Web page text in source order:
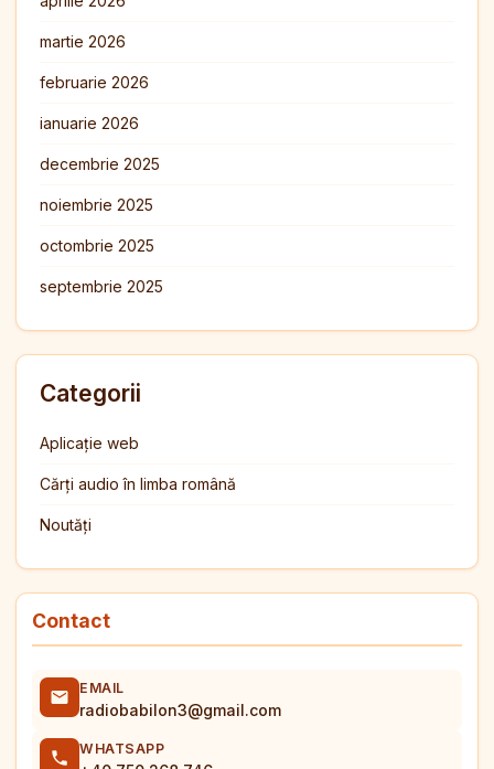
martie 2026
februarie 2026
ianuarie 2026
decembrie 2025
noiembrie 2025
octombrie 2025
septembrie 2025
Categorii
Aplicație web
Cărți audio în limba română
Noutăți
Contact
EMAIL
radiobabilon3@gmail.com
WHATSAPP